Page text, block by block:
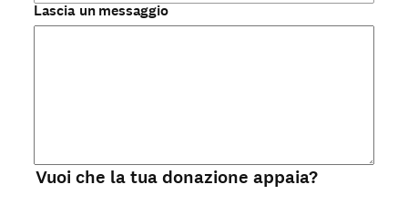
Lascia un messaggio
Vuoi che la tua donazione appaia?